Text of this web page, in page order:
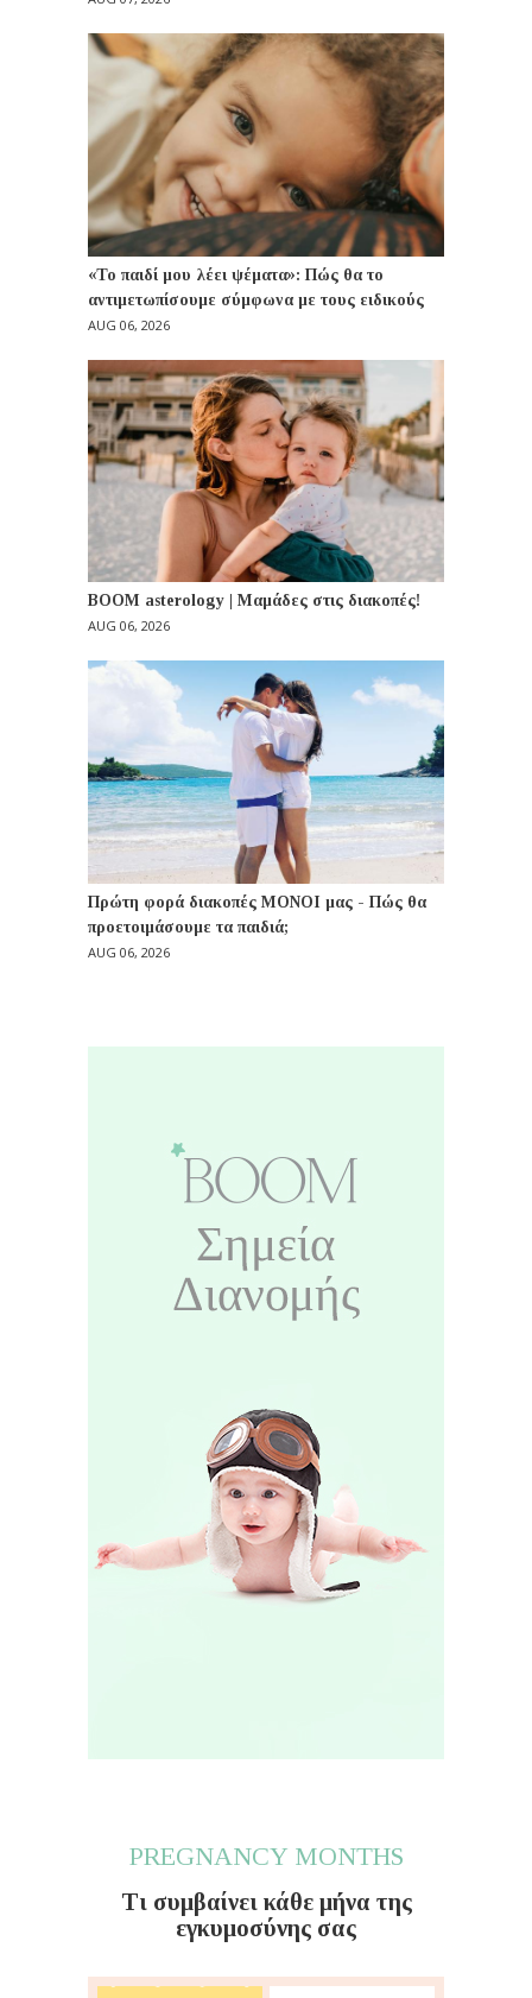
«Το παιδί μου λέει ψέματα»: Πώς θα το
αντιμετωπίσουμε σύμφωνα με τους ειδικούς
AUG 06, 2026
BOOM asterology | Μαμάδες στις διακοπές!
AUG 06, 2026
Πρώτη φορά διακοπές ΜΟΝΟΙ μας - Πώς θα
προετοιμάσουμε τα παιδιά;
AUG 06, 2026
PREGNANCY MONTHS
Τι συμβαίνει κάθε μήνα της
εγκυμοσύνης σας